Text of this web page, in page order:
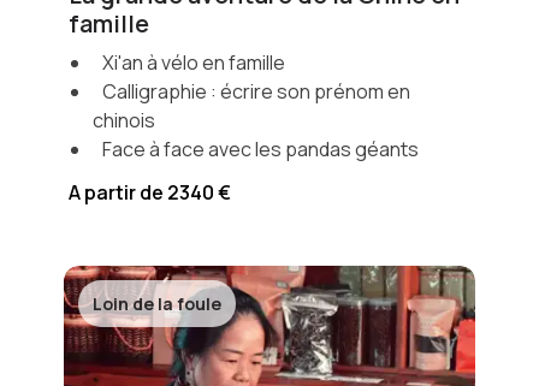
famille
Xi'an à vélo en famille
Calligraphie : écrire son prénom en
chinois
Face à face avec les pandas géants
A partir de 2340 €
Loin de la foule